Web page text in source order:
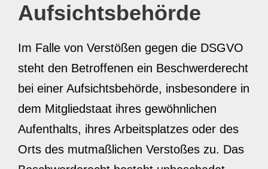
Aufsichts­behörde
Im Falle von Verstößen gegen die DSGVO
steht den Betroffenen ein Beschwerderecht
bei einer Aufsichtsbehörde, insbesondere in
dem Mitgliedstaat ihres gewöhnlichen
Aufenthalts, ihres Arbeitsplatzes oder des
Orts des mutmaßlichen Verstoßes zu. Das